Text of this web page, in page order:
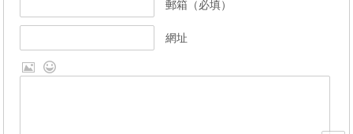
郵箱（必填）
網址